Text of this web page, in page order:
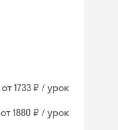
от 1733 ₽ / урок
от 1880 ₽ / урок